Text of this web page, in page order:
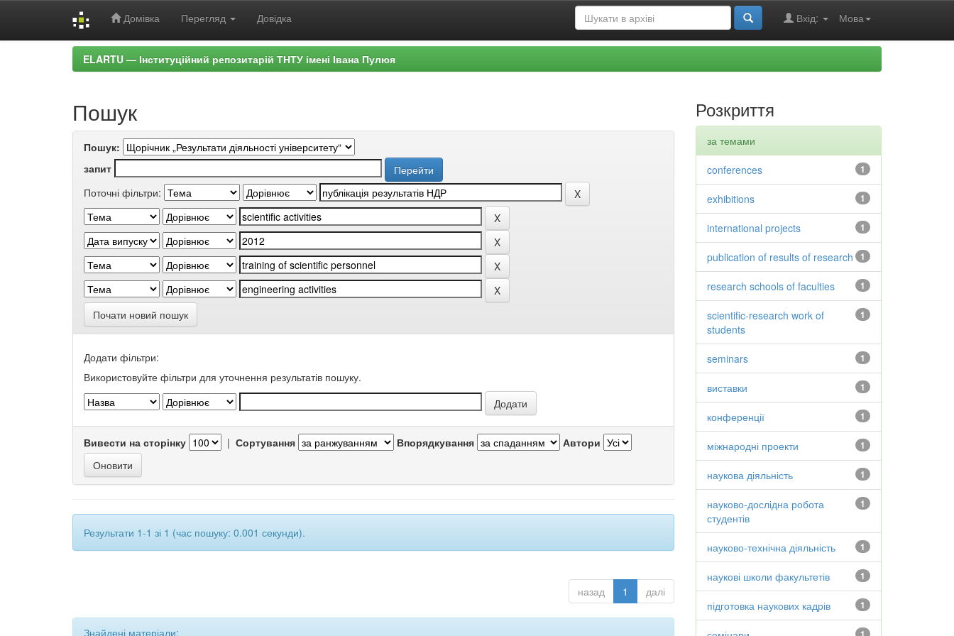
Домівка Перегляд Довідка Мова
Вхід:
ELARTU — Інституційний репозитарій ТНТУ імені Івана Пулюя
Пошук
Пошук:
запит
Поточні фільтри:
Почати новий пошук
Додати фільтри:
Використовуйте фільтри для уточнення результатів пошуку.
Вивести на сторінку | Сортування Впорядкування Автори
Результати 1-1 зі 1 (час пошуку: 0.001 секунди).
назад 1 далі
Знайдені матеріали:
Розкриття
за темами
1
conferences
1
exhibitions
1
international projects
1
publication of results of research
1
research schools of faculties
1
scientific-research work of
students
1
seminars
1
виставки
1
конференції
1
міжнародні проекти
1
наукова діяльність
1
науково-дослідна робота
студентів
1
науково-технічна діяльність
1
наукові школи факультетів
1
підготовка наукових кадрів